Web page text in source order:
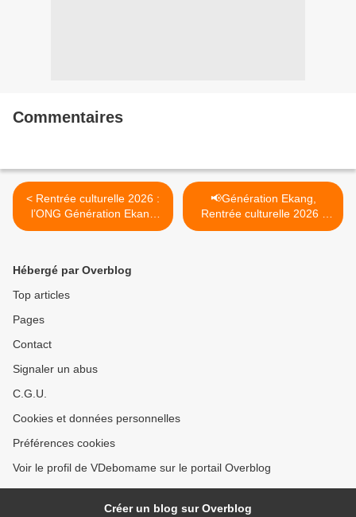
Commentaires
< Rentrée culturelle 2026 :
l’ONG Génération Ekang
donne le ton au Cap
📢Génération Ekang,
Rentrée culturelle 2026 I
Changement de date et de
Hébergé par Overblog
Top articles
Pages
Contact
Signaler un abus
C.G.U.
Cookies et données personnelles
Préférences cookies
Voir le profil de VDebomame sur le portail Overblog
Créer un blog sur Overblog